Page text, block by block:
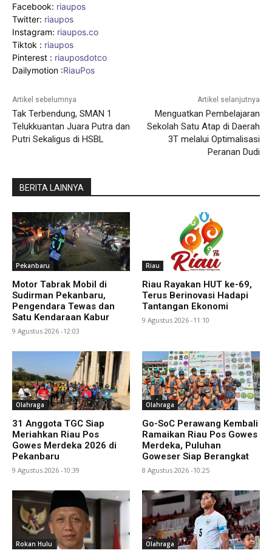
Facebook: riaupos
Twitter: riaupos
Instagram: riaupos.co
Tiktok : riaupos
Pinterest : riauposdotco
Dailymotion :RiauPos
Artikel sebelumnya
Tak Terbendung, SMAN 1
Telukkuantan Juara Putra dan
Putri Sekaligus di HSBL
Artikel selanjutnya
Menguatkan Pembelajaran
Sekolah Satu Atap di Daerah
3T melalui Optimalisasi
Peranan Dudi
BERITA LAINNYA
Pekanbaru
Motor Tabrak Mobil di
Sudirman Pekanbaru,
Pengendara Tewas dan
Satu Kendaraan Kabur
9 Agustus 2026 -12:03
Riau
Riau Rayakan HUT ke-69,
Terus Berinovasi Hadapi
Tantangan Ekonomi
9 Agustus 2026 -11:10
Olahraga
31 Anggota TGC Siap
Meriahkan Riau Pos
Gowes Merdeka 2026 di
Pekanbaru
9 Agustus 2026 -10:39
Olahraga
Go-SoC Perawang Kembali
Ramaikan Riau Pos Gowes
Merdeka, Puluhan
Goweser Siap Berangkat
8 Agustus 2026 -10:25
Rokan Hulu Olahraga